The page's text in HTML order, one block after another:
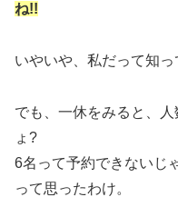
ね!!
いやいや、私だって知っ
でも、一休をみると、
ょ?
6名って予約できないじ
って思ったわけ。